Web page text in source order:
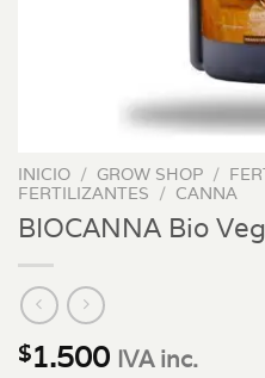
INICIO / GROW SHOP /
FERTILIZANTES / CANNA
BIOCANNA Bio
$1.500 IVA inc.